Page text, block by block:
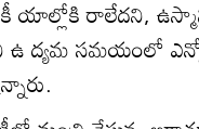
యాల్లోకి రాలేదని,
ద్యమ సమయంలో ఎన్నో